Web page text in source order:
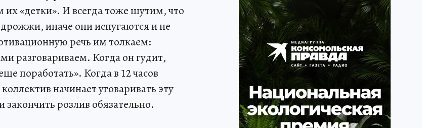
«детки». И всегда тоже шутим, что
иначе они испугаются и не
речь им толкаем:
разговариваем. Когда он гудит,
поработать». Когда в 12 часов
начинает уговаривать эту
розлив обязательно.